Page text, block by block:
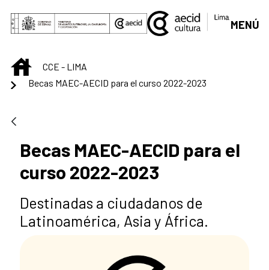
Saltar al contenido principal
MENÚ
INICIOCCE - LIMA
Becas MAEC-AECID para el curso 2022-2023
Becas MAEC-AECID para el
curso 2022-2023
Destinadas a ciudadanos de
Latinoamérica, Asia y África.